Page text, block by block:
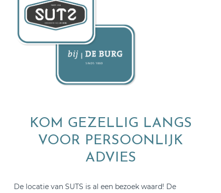
KOM GEZELLIG LANGS
VOOR PERSOONLIJK
ADVIES
De locatie van SUTS is al een bezoek waard! De